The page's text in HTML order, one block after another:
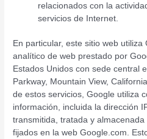
relacionados con la
servicios de Internet.
En particular, este sitio web
analítico de web prestado por
Estados Unidos con sede central
Parkway, Mountain View,
de estos servicios, Google utiliza
información, incluida la dirección
transmitida, tratada y
fijados en la web Google.com.